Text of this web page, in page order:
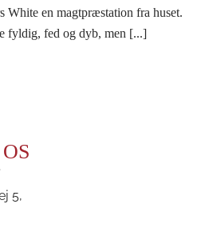
White en magtpræstation fra huset.
fyldig, fed og dyb, men [...]
5,